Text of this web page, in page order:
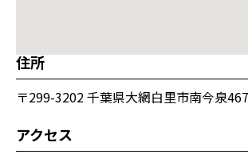
住所
〒299-3202 千葉県大網白里市南今泉
アクセス